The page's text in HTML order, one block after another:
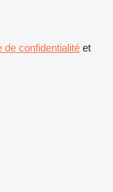
de confidentialité et